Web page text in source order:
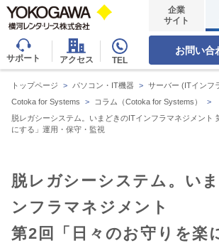
サポート アクセス TEL
企業
サイト
お問い合
トップページ > パソコン・IT機器 > サーバー (ITインフ
Cotoka for Systems
> コラム（Cotoka for Systems）
>
脱レガシーシステム。いまどきのITインフラマネジメント
にする」運用・保守・監視
脱レガシーシステム。い
ンフラマネジメント
第2回「日々のお守りを楽